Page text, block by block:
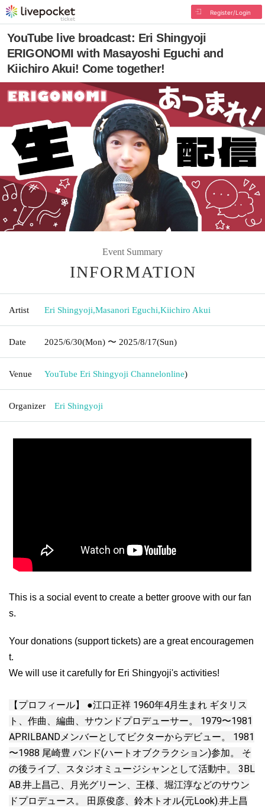
Register/Login
YouTube live broadcast: Eri Shingyoji
ERIGONOMI with Masayoshi Eguchi and
Kiichiro Akui! Come together!
Event Summary
INFORMATION
Artist Eri Shingyoji,Masanori Eguchi,Kiichiro Akui
Date 2025/6/30(Mon) 〜 2025/8/17(Sun)
Venue YouTube Eri Shingyoji Channelonline)
Organizer Eri Shingyoji
This is a social event to create a better groove with our fan
s.
Your donations (support tickets) are a great encouragemen
t.
We will use it carefully for Eri Shingyoji's activities!
【プロフィール】 ●江口正祥 1960年4月生まれ ギタリス
ト、作曲、編曲、サウンドプロデューサー。 1979〜1981
APRILBANDメンバーとしてビクターからデビュー。 1981
〜1988 尾崎豊 バンド(ハートオブクラクション)参加。 そ
の後ライブ、スタジオミュージシャンとして活動中。 3BL
AB.井上昌己、月光グリーン、王様、堀江淳などのサウン
ドプロデュース。 田原俊彦、鈴木トオル(元Look).井上昌